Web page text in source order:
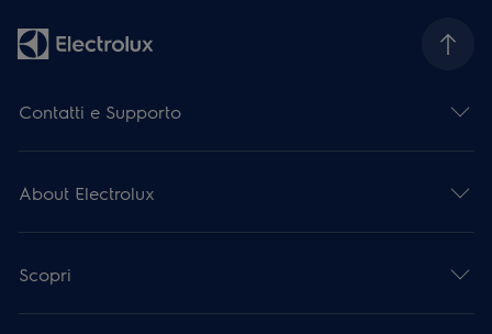
Contatti e Supporto
About Electrolux
Scopri